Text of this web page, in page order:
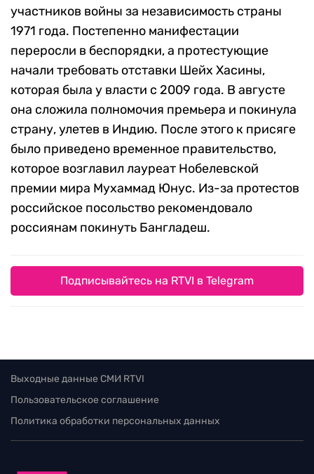
участников войны за независимость страны
1971 года. Постепенно манифестации
переросли в беспорядки, а протестующие
начали требовать отставки Шейх Хасины,
которая была у власти с 2009 года. В августе
она сложила полномочия премьера и покинула
страну, улетев в Индию. После этого к присяге
было приведено временное правительство,
которое возглавил лауреат Нобелевской
премии мира Мухаммад Юнус. Из-за протестов
российское посольство рекомендовало
россиянам покинуть Бангладеш.
Подписывайтесь на RTVI в Telegram
Выходные данные СМИ RTVI
Пользовательское соглашение
Политика обработки персональных данных